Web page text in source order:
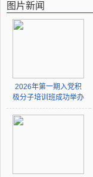
图片新闻
2026年第一期入党积
极分子培训班成功举办